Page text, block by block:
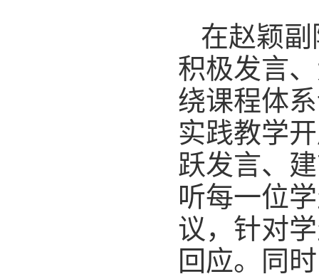
在赵颖
积极发言
绕课程体
实践教学
跃发言、
听每一位
议，针对
回应。同